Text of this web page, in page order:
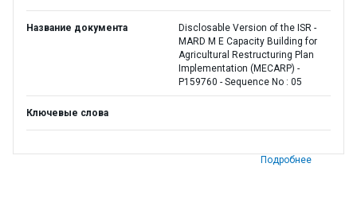
Название документа
Disclosable Version of the ISR -
MARD M E Capacity Building for
Agricultural Restructuring Plan
Implementation (MECARP) -
P159760 - Sequence No : 05
Ключевые слова
Подробнее